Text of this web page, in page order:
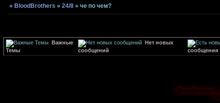
» BloodBrothers »24/8 »че по чем?
Важные
Темы
Нет новых
сообщений
сообщения
.:BloodBrothers:.